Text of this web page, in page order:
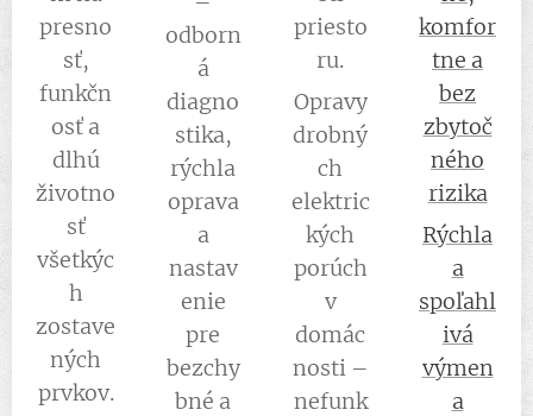
presno
sť,
funkčn
osť a
dlhú
životno
sť
všetkýc
h
zostave
ných
prvkov.
odborn
á
diagno
stika,
rýchla
oprava
a
nastav
enie
pre
bezchy
bné a
priesto
ru.
Opravy
drobný
ch
elektric
kých
porúch
v
domác
nosti –
nefunk
komfor
tne a
bez
zbytoč
ného
rizika
Rýchla
a
spoľahl
ivá
výmen
a